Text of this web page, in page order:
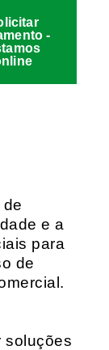
-
e a
para
de
soluções